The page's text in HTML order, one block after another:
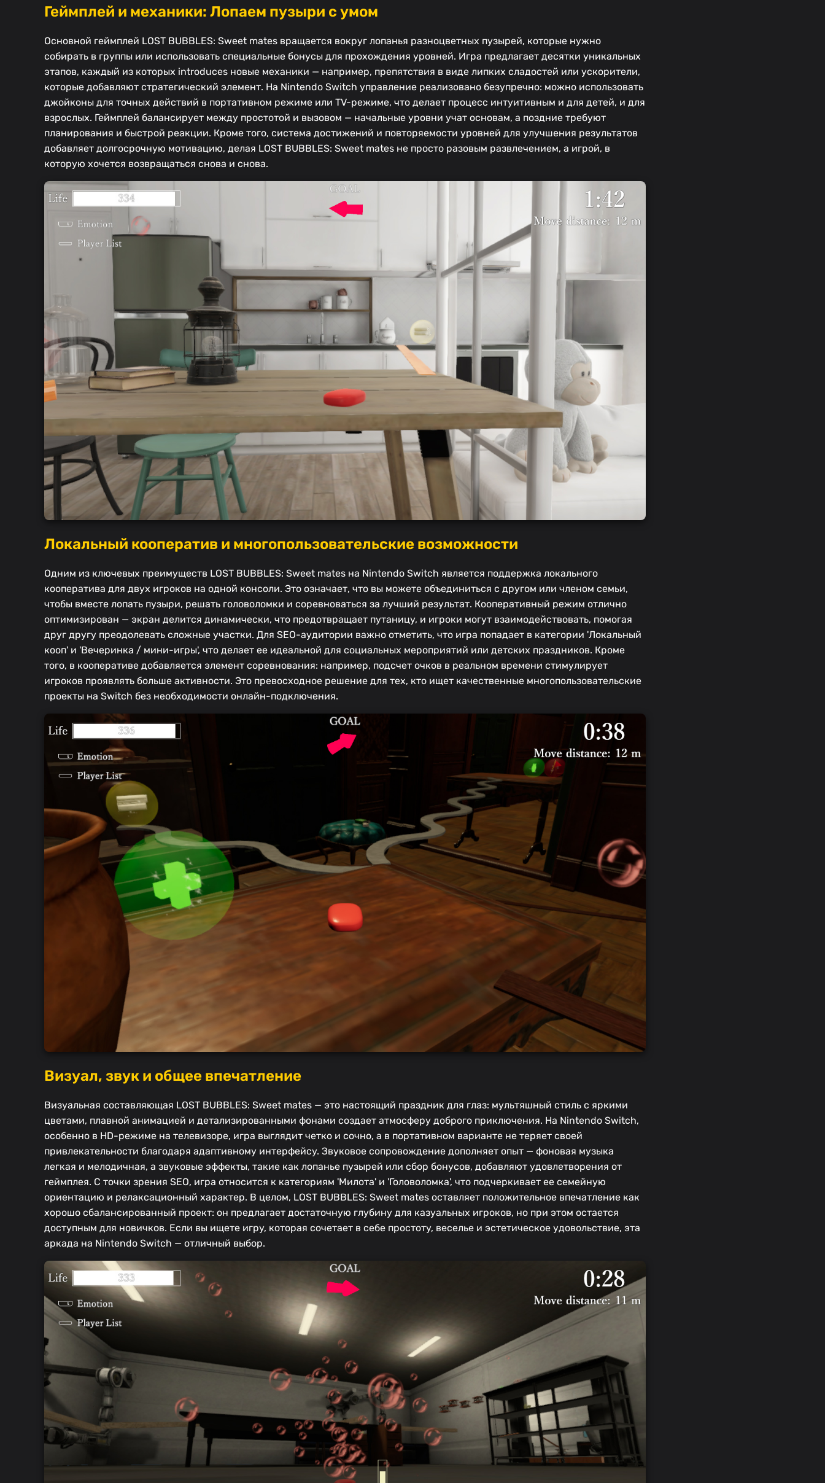
Геймплей и механики: Лопаем пузыри с умом
Основной геймплей LOST BUBBLES: Sweet mates вращается вокруг лопанья разноцветных пузырей, которые нужно
собирать в группы или использовать специальные бонусы для прохождения уровней. Игра предлагает десятки уникальных
этапов, каждый из которых introduces новые механики — например, препятствия в виде липких сладостей или ускорители,
которые добавляют стратегический элемент. На Nintendo Switch управление реализовано безупречно: можно использовать
джойконы для точных действий в портативном режиме или TV-режиме, что делает процесс интуитивным и для детей, и для
взрослых. Геймплей балансирует между простотой и вызовом — начальные уровни учат основам, а поздние требуют
планирования и быстрой реакции. Кроме того, система достижений и повторяемости уровней для улучшения результатов
добавляет долгосрочную мотивацию, делая LOST BUBBLES: Sweet mates не просто разовым развлечением, а игрой, в
которую хочется возвращаться снова и снова.
Локальный кооператив и многопользовательские возможности
Одним из ключевых преимуществ LOST BUBBLES: Sweet mates на Nintendo Switch является поддержка локального
кооператива для двух игроков на одной консоли. Это означает, что вы можете объединиться с другом или членом семьи,
чтобы вместе лопать пузыри, решать головоломки и соревноваться за лучший результат. Кооперативный режим отлично
оптимизирован — экран делится динамически, что предотвращает путаницу, и игроки могут взаимодействовать, помогая
друг другу преодолевать сложные участки. Для SEO-аудитории важно отметить, что игра попадает в категории 'Локальный
кооп' и 'Вечеринка / мини-игры', что делает ее идеальной для социальных мероприятий или детских праздников. Кроме
того, в кооперативе добавляется элемент соревнования: например, подсчет очков в реальном времени стимулирует
игроков проявлять больше активности. Это превосходное решение для тех, кто ищет качественные многопользовательские
проекты на Switch без необходимости онлайн-подключения.
Визуал, звук и общее впечатление
Визуальная составляющая LOST BUBBLES: Sweet mates — это настоящий праздник для глаз: мультяшный стиль с яркими
цветами, плавной анимацией и детализированными фонами создает атмосферу доброго приключения. На Nintendo Switch,
особенно в HD-режиме на телевизоре, игра выглядит четко и сочно, а в портативном варианте не теряет своей
привлекательности благодаря адаптивному интерфейсу. Звуковое сопровождение дополняет опыт — фоновая музыка
легкая и мелодичная, а звуковые эффекты, такие как лопанье пузырей или сбор бонусов, добавляют удовлетворения от
геймплея. С точки зрения SEO, игра относится к категориям 'Милота' и 'Головоломка', что подчеркивает ее семейную
ориентацию и релаксационный характер. В целом, LOST BUBBLES: Sweet mates оставляет положительное впечатление как
хорошо сбалансированный проект: он предлагает достаточную глубину для казуальных игроков, но при этом остается
доступным для новичков. Если вы ищете игру, которая сочетает в себе простоту, веселье и эстетическое удовольствие, эта
аркада на Nintendo Switch — отличный выбор.